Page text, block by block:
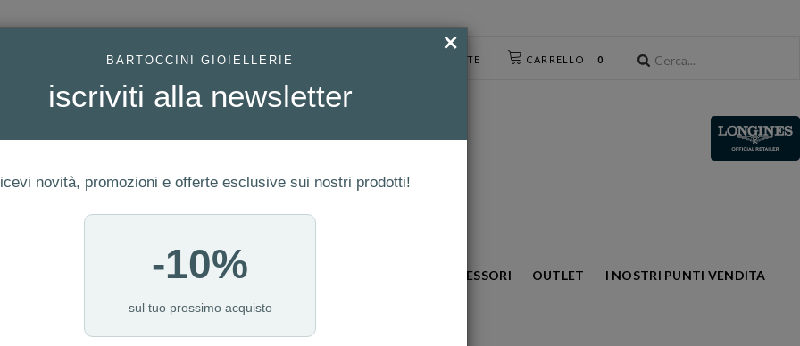
CARRELLO 0
ACCESSO UTENTE
GIOIELLI MODA OROLOGI ACCESSORI OUTLET I NOSTRI PUNTI VENDITA
CUBIC ZIRCONIA WHITE E AMETHYST, FORMA BAGUETTE E SQUARE REF. FMP10
×
BARTOCCINI GIOIELLERIE
iscriviti alla newsletter
novità, promozioni e offerte esclusive sui nostri prodotti!
-10%
sul tuo prossimo acquisto